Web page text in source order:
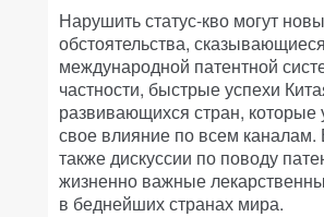
Нарушить статус-кво могут
обстоятельства,
международной патентной
частности, быстрые успехи
развивающихся стран, которые
свое влияние по всем каналам.
также дискуссии по поводу
жизненно важные
в беднейших странах мира.